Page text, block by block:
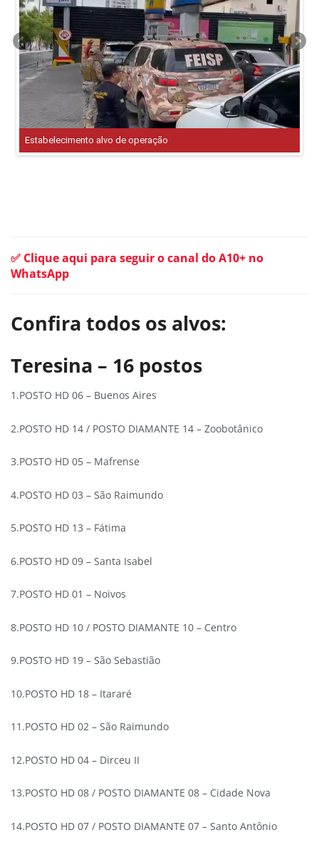
✅ Clique aqui para seguir o canal do A10+ no
WhatsApp
Confira todos os alvos:
Teresina – 16 postos
1.POSTO HD 06 – Buenos Aires
2.POSTO HD 14 / POSTO DIAMANTE 14 – Zoobotânico
3.POSTO HD 05 – Mafrense
4.POSTO HD 03 – São Raimundo
5.POSTO HD 13 – Fátima
6.POSTO HD 09 – Santa Isabel
7.POSTO HD 01 – Noivos
8.POSTO HD 10 / POSTO DIAMANTE 10 – Centro
9.POSTO HD 19 – São Sebastião
10.POSTO HD 18 – Itararé
11.POSTO HD 02 – São Raimundo
12.POSTO HD 04 – Dirceu II
13.POSTO HD 08 / POSTO DIAMANTE 08 – Cidade Nova
14.POSTO HD 07 / POSTO DIAMANTE 07 – Santo Antônio